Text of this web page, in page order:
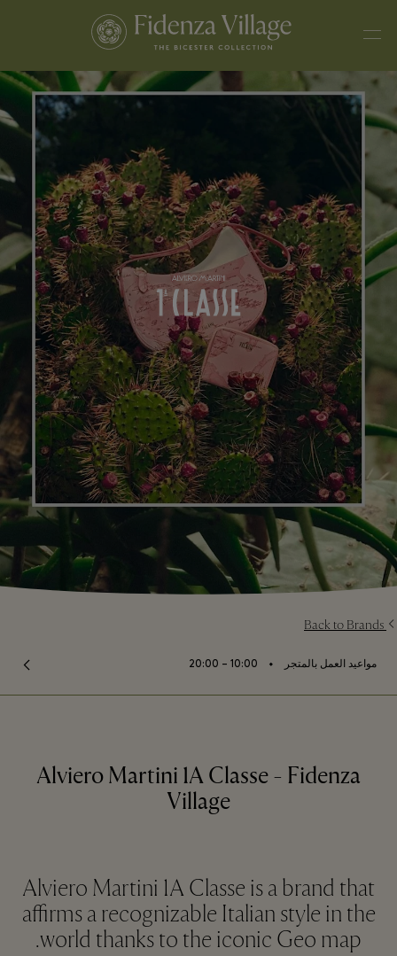
Back to Brands
مواعيد العمل بالمتجر ⬩
10:00 – 20:00
Alviero Martini 1A Classe - Fidenza
Village
Alviero Martini 1A Classe is a brand that
affirms a recognizable Italian style in the
world thanks to the iconic Geo map.